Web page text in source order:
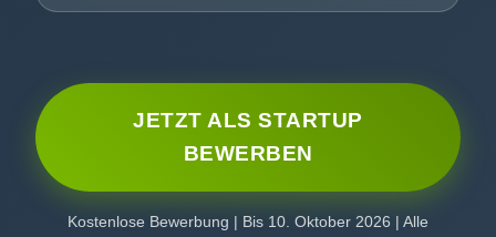
JETZT ALS STARTUP
BEWERBEN
Kostenlose Bewerbung | Bis 10. Oktober 2026 | Alle